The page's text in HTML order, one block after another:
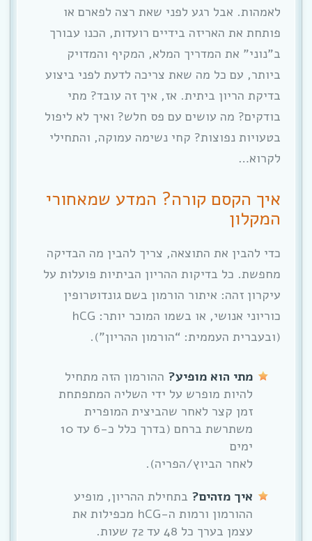
לאמהות. אבל רגע לפני שאת רצה לפארם או
פותחת את האריזה בידיים רועדות, הכנו עבורך
ב”נוני” את המדריך המלא, המקיף והמדויק
ביותר, עם כל מה שאת צריכה לדעת לפני ביצוע
בדיקת הריון ביתית. אז, איך זה עובד? מתי
בודקים? מה עושים עם פס חלש? ואיך לא ליפול
בטעויות נפוצות? קחי נשימה עמוקה, והתחילי
לקרוא…
איך הקסם קורה? המדע שמאחורי
המקלון
כדי להבין את התוצאה, צריך להבין מה הבדיקה
מחפשת. כל בדיקות ההריון הביתיות פועלות על
עיקרון זהה: איתור הורמון בשם גונדוטרופין
כוריוני אנושי, או בשמו המוכר יותר: hCG
(ובעברית העממית: “הורמון ההריון”).
מתי הוא מופיע? ההורמון הזה מתחיל
להיות מופרש על ידי השליה המתפתחת
זמן קצר לאחר שהביצית המופרית
משתרשת ברחם (בדרך כלל כ-6 עד 10
ימים
לאחר הביוץ/הפריה).
איך מזהים? בתחילת ההריון, מופיע
ההורמון ורמות ה-hCG מכפילות את
עצמן בערך כל 48 עד 72 שעות.